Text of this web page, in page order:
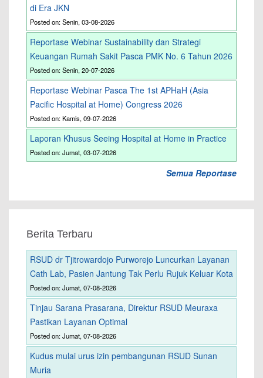
di Era JKN
Posted on: Senin, 03-08-2026
Reportase Webinar Sustainability dan Strategi
Keuangan Rumah Sakit Pasca PMK No. 6 Tahun 2026
Posted on: Senin, 20-07-2026
Reportase Webinar Pasca The 1st APHaH (Asia
Pacific Hospital at Home) Congress 2026
Posted on: Kamis, 09-07-2026
Laporan Khusus Seeing Hospital at Home in Practice
Posted on: Jumat, 03-07-2026
Semua Reportase
Berita Terbaru
RSUD dr Tjitrowardojo Purworejo Luncurkan Layanan
Cath Lab, Pasien Jantung Tak Perlu Rujuk Keluar Kota
Posted on: Jumat, 07-08-2026
Tinjau Sarana Prasarana, Direktur RSUD Meuraxa
Pastikan Layanan Optimal
Posted on: Jumat, 07-08-2026
Kudus mulai urus izin pembangunan RSUD Sunan
Muria